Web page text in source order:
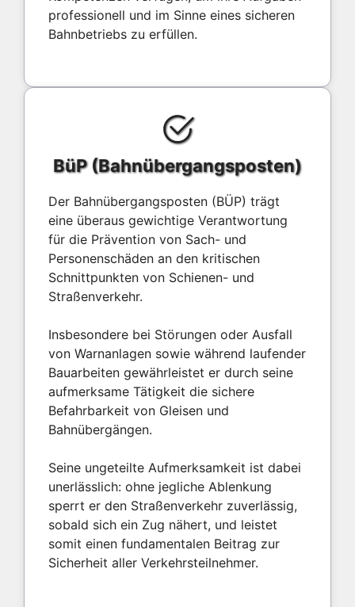
professionell und im Sinne eines sicheren
Bahnbetriebs zu erfüllen.
BüP (Bahnübergangsposten)
Der Bahnübergangsposten (BÜP) trägt
eine überaus gewichtige Verantwortung
für die Prävention von Sach- und
Personenschäden an den kritischen
Schnittpunkten von Schienen- und
Straßenverkehr.
Insbesondere bei Störungen oder Ausfall
von Warnanlagen sowie während laufender
Bauarbeiten gewährleistet er durch seine
aufmerksame Tätigkeit die sichere
Befahrbarkeit von Gleisen und
Bahnübergängen.
Seine ungeteilte Aufmerksamkeit ist dabei
unerlässlich: ohne jegliche Ablenkung
sperrt er den Straßenverkehr zuverlässig,
sobald sich ein Zug nähert, und leistet
somit einen fundamentalen Beitrag zur
Sicherheit aller Verkehrsteilnehmer.